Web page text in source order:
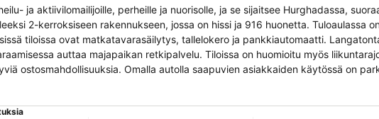
ja aktiivilomailijoille, perheille ja nuorisolle, ja se sijaitsee Hurghadassa,
2-kerroksiseen rakennukseen, jossa on hissi ja 916 huonetta. Tuloaulassa
tiloissa ovat matkatavarasäilytys, tallelokero ja pankkiautomaatti.
auttaa majapaikan retkipalvelu. Tiloissa on huomioitu myös
ostosmahdollisuuksia. Omalla autolla saapuvien asiakkaiden käytössä on
24 tunnin huonepalvelu, herätyspalvelu, pesupalvelu, kampaaja ja
merinäköalasta parvekkeella tai yksityisellä terassilla. Näköala merelle luo